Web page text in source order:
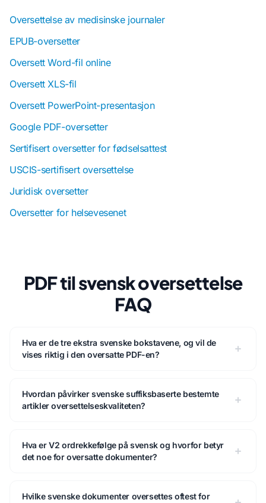
Oversettelse av medisinske journaler
EPUB-oversetter
Oversett Word-fil online
Oversett XLS-fil
Oversett PowerPoint-presentasjon
Google PDF-oversetter
Sertifisert oversetter for fødselsattest
USCIS-sertifisert oversettelse
Juridisk oversetter
Oversetter for helsevesenet
PDF til svensk oversettelse
FAQ
Hva er de tre ekstra svenske bokstavene, og vil de
vises riktig i den oversatte PDF-en?
Hvordan påvirker svenske suffiksbaserte bestemte
artikler oversettelseskvaliteten?
Hva er V2 ordrekkefølge på svensk og hvorfor betyr
det noe for oversatte dokumenter?
Hvilke svenske dokumenter oversettes oftest for